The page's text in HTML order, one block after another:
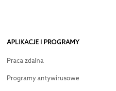
APLIKACJE I PROGRAMY
Praca zdalna
Programy antywirusowe